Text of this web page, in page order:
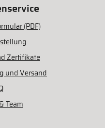
(PDF)
Zertifikate
und Versand
Team